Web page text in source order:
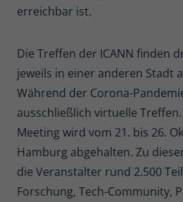
erreichbar ist.
Die Treffen der ICANN finden
jeweils in einer anderen Stadt
Während der Corona-
ausschließlich virtuelle Treffen.
Meeting wird vom 21. bis 26.
Hamburg abgehalten. Zu
die Veranstalter rund 2.500
Forschung, Tech-Community,